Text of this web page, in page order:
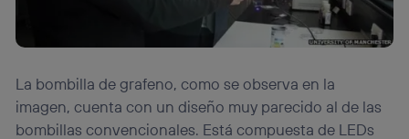
La bombilla de grafeno, como se observa en la
imagen, cuenta con un diseño muy parecido al de las
bombillas convencionales. Está compuesta de LEDs